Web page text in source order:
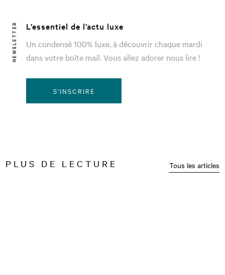
NEWSLETTER
L’essentiel de l’actu luxe
Un condensé 100% luxe, à découvrir chaque mardi
dans votre boîte mail. Vous allez adorer nous lire !
S'INSCRIRE
PLUS DE LECTURE Tous les articles